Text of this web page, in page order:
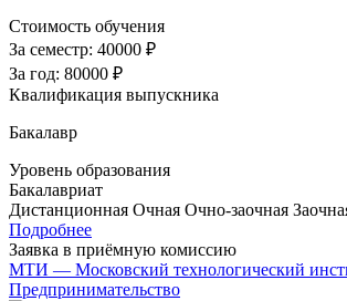
Стоимость обучения
За семестр: 40000 ₽
За год: 80000 ₽
Квалификация выпускника
Бакалавр
Уровень образования
Бакалавриат
Дистанционная Очная Очно-заочная
Подробнее
Заявка в приёмную комиссию
МТИ — Московский технологический
Предпринимательство